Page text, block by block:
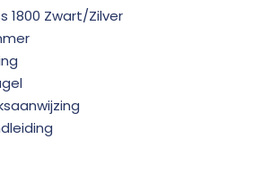
1800 Zwart/Zilver